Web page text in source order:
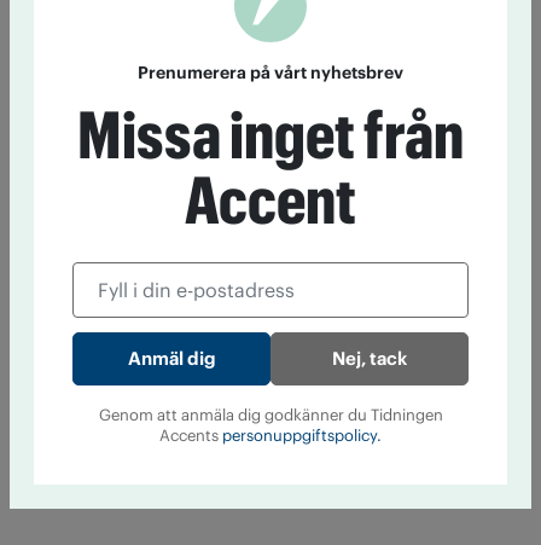
Prenumerera på vårt nyhetsbrev
Missa inget från
Accent
Nej, tack
Genom att anmäla dig godkänner du Tidningen
Accents personuppgiftspolicy.